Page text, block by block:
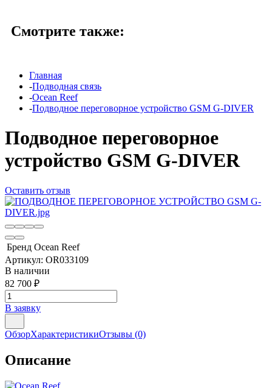
Смотрите также:
Главная
-Подводная связь
-Ocean Reef
-Подводное переговорное устройство GSM G-DIVER
Подводное переговорное
устройство GSM G-DIVER
Оставить отзыв
Бренд Ocean Reef
Артикул: OR033109
В наличии
82 700 ₽
В заявку
ОбзорХарактеристикиОтзывы (0)
Описание